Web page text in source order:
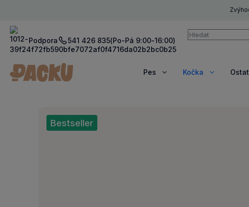
Podpora 541 426 835(Po-Pá 9:00-16:00)
Vyhledávání
Pes
ZobrazitKočka
Zobrazit
Bestseller